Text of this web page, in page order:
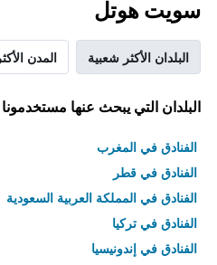
سويت هوتل
البلدان الأكثر شعبية المدن
البلدان التي يبحث عنها مستخدمونا
الفنادق في المغرب
الفنادق في قطر
الفنادق في المملكة العربية السعودية
الفنادق في تركيا
الفنادق في إندونيسيا